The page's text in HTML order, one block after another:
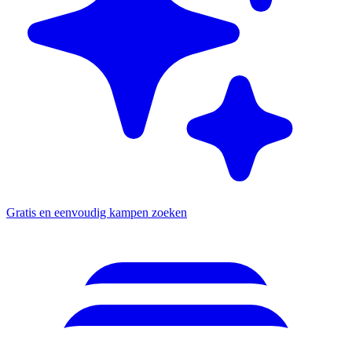
Gratis en eenvoudig kampen zoeken